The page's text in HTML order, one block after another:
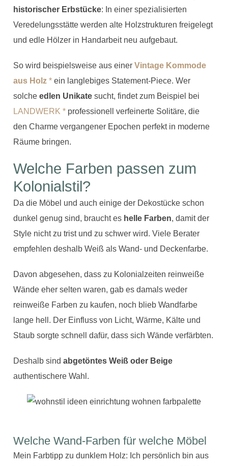
historischer Erbstücke: In einer spezialisierten
Veredelungsstätte werden alte Holzstrukturen freigelegt
und edle Hölzer in Handarbeit neu aufgebaut.
So wird beispielsweise aus einerVintage Kommode
aus Holz * ein langlebiges Statement-Piece. Wer
solcheedlen Unikate sucht, findet zum Beispiel bei
LANDWERK * professionell verfeinerte Solitäre, die
den Charme vergangener Epochen perfekt in moderne
Räume bringen.
Welche Farben passen zum
Kolonialstil?
Da die Möbel und auch einige der Dekostücke schon
dunkel genug sind, braucht es helle Farben, damit der
Style nicht zu trist und zu schwer wird. Viele Berater
empfehlen deshalb Weiß als Wand- und Deckenfarbe.
Davon abgesehen, dass zu Kolonialzeiten reinweiße
Wände eher selten waren, gab es damals weder
reinweiße Farben zu kaufen, noch blieb Wandfarbe
lange hell. Der Einfluss von Licht, Wärme, Kälte und
Staub sorgte schnell dafür, dass sich Wände verfärbten.
Deshalb sindabgetöntes Weiß oder Beige
authentischere Wahl.
Welche Wand-Farben für welche Möbel
Mein Farbtipp zu dunklem Holz: Ich persönlich bin aus